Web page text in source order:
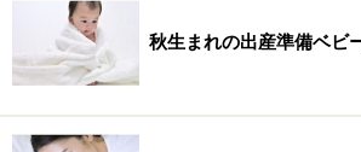
秋生まれの出産準備ベビ